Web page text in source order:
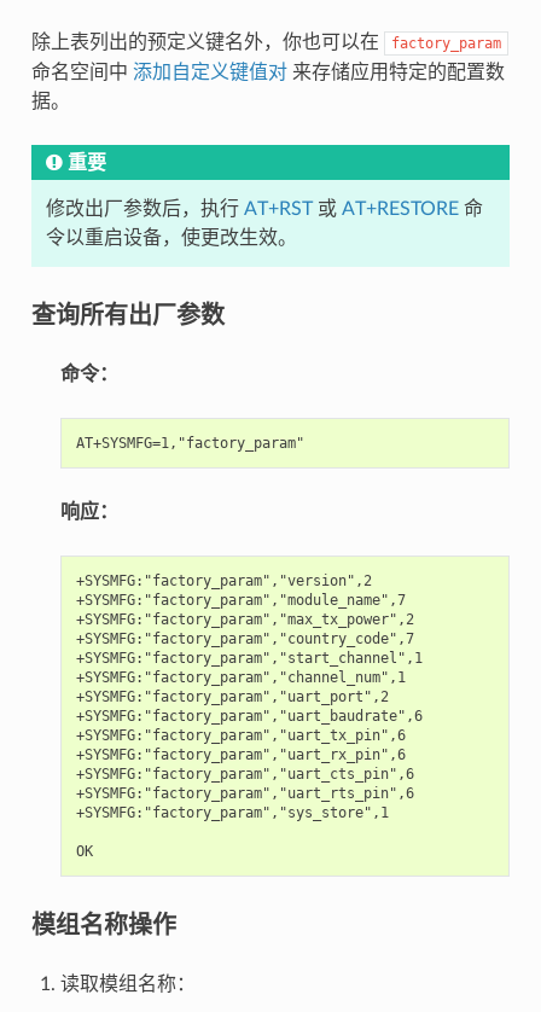
除上表列出的预定义键名外，你也可以在 factory_param
命名空间中 添加自定义键值对来存储应用特定的配置数
据。
重要
修改出厂参数后，执行 AT+RST或 AT+RESTORE命
令以重启设备，使更改生效。
查询所有出厂参数
命令：
响应：
+SYSMFG:"factory_param","version",2
+SYSMFG:"factory_param","module_name",7
+SYSMFG:"factory_param","max_tx_power",2
+SYSMFG:"factory_param","country_code",7
+SYSMFG:"factory_param","start_channel",1
+SYSMFG:"factory_param","channel_num",1
+SYSMFG:"factory_param","uart_port",2
+SYSMFG:"factory_param","uart_baudrate",6
+SYSMFG:"factory_param","uart_tx_pin",6
+SYSMFG:"factory_param","uart_rx_pin",6
+SYSMFG:"factory_param","uart_cts_pin",6
+SYSMFG:"factory_param","uart_rts_pin",6
+SYSMFG:"factory_param","sys_store",1
OK
模组名称操作
读取模组名称：